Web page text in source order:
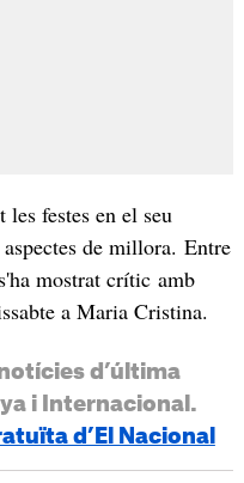
festes en el seu
de millora. Entre
mostrat crític amb
a Maria Cristina.
d’última
i Internacional.
d’El Nacional